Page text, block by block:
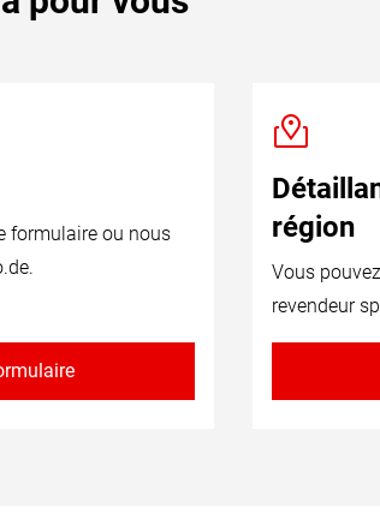
formulaire ou nous
.
région
Vous
revendeur